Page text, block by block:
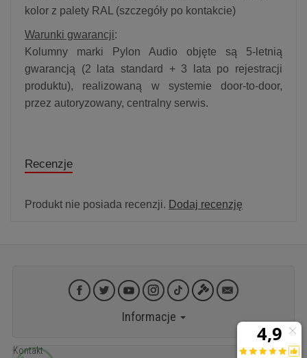
kolor z palety RAL (szczegóły po kontakcie)
Warunki gwarancji:
Kolumny marki Pylon Audio objęte są 5-letnią
gwarancją (2 lata standard + 3 lata po rejestracji
produktu), realizowaną w systemie door-to-door,
przez autoryzowany, centralny serwis.
Recenzje
Produkt nie posiada recenzji. Dodaj recenzję
Informacje
Kontakt